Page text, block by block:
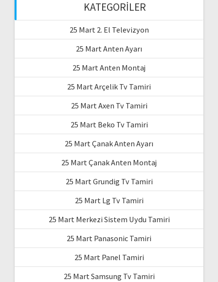
KATEGORILER
25 Mart 2. El Televizyon
25 Mart Anten Ayarı
25 Mart Anten Montaj
25 Mart Arçelik Tv Tamiri
25 Mart Axen Tv Tamiri
25 Mart Beko Tv Tamiri
25 Mart Çanak Anten Ayarı
25 Mart Çanak Anten Montaj
25 Mart Grundig Tv Tamiri
25 Mart Lg Tv Tamiri
25 Mart Merkezi Sistem Uydu Tamiri
25 Mart Panasonic Tamiri
25 Mart Panel Tamiri
25 Mart Samsung Tv Tamiri